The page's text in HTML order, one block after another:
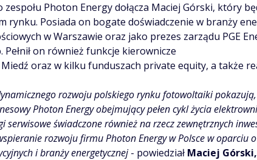
zespołu Photon Energy dołącza Maciej Górski, który
rynku. Posiada on bogate doświadczenie w branży
w Warszawie oraz jako prezes zarządu PGE
on również funkcje kierownicze
oraz w kilku funduszach private equity, a także
rozwoju polskiego rynku fotowoltaiki
Photon Energy obejmujący pełen cykl życia
serwisowe świadczone również na rzecz zewnętrznych
rozwoju firmu Photon Energy w Polsce w
i branży energetycznej- powiedział Maciej